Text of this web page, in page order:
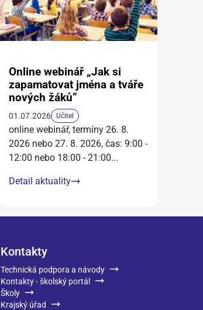
Online webinář „Jak si
zapamatovat jména a tváře
nových žáků“
01.07.2026 Učitel
online webinář, termíny 26. 8.
2026 nebo 27. 8. 2026, čas: 9:00 -
12:00 nebo 18:00 - 21:00...
Detail aktuality
Kontakty
Technická podpora a návody
Kontakty - školský portál
Školy
Krajský úřad